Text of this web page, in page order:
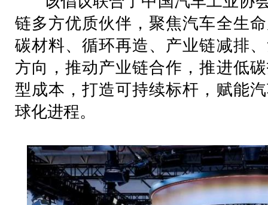
链多方优质伙伴，聚焦汽车全生
碳材料、循环再造、产业链减排
方向，推动产业链合作，推进低
型成本，打造可持续标杆，赋能
球化进程。